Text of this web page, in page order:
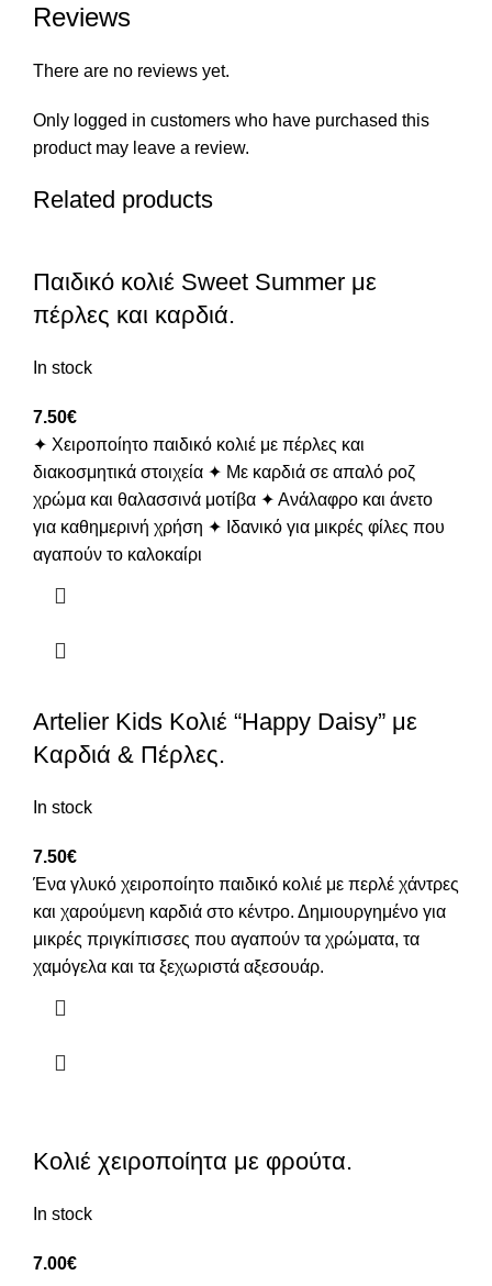
Reviews
There are no reviews yet.
Only logged in customers who have purchased this
product may leave a review.
Related products
Παιδικό κολιέ Sweet Summer με
πέρλες και καρδιά.
In stock
7.50€
✦ Χειροποίητο παιδικό κολιέ με πέρλες και
διακοσμητικά στοιχεία ✦ Με καρδιά σε απαλό ροζ
χρώμα και θαλασσινά μοτίβα ✦ Ανάλαφρο και άνετο
για καθημερινή χρήση ✦ Ιδανικό για μικρές φίλες που
αγαπούν το καλοκαίρι
Artelier Kids Κολιέ “Happy Daisy” με
Καρδιά & Πέρλες.
In stock
7.50€
Ένα γλυκό χειροποίητο παιδικό κολιέ με περλέ χάντρες
και χαρούμενη καρδιά στο κέντρο. Δημιουργημένο για
μικρές πριγκίπισσες που αγαπούν τα χρώματα, τα
χαμόγελα και τα ξεχωριστά αξεσουάρ.
Κολιέ χειροποίητα με φρούτα.
In stock
7.00€